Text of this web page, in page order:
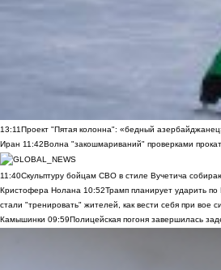
13:11Проект "Пятая колонна": «бедный
Иран 11:42Волна "закошмариваний" проверками
11:40Скульптуру бойцам СВО в стиле Вучетича
Кристофера Нолана 10:52Трамп планирует ударить
стали "тренировать" жителей, как вести себя при вое
Камышинки 09:59Полицейская погоня завершилась